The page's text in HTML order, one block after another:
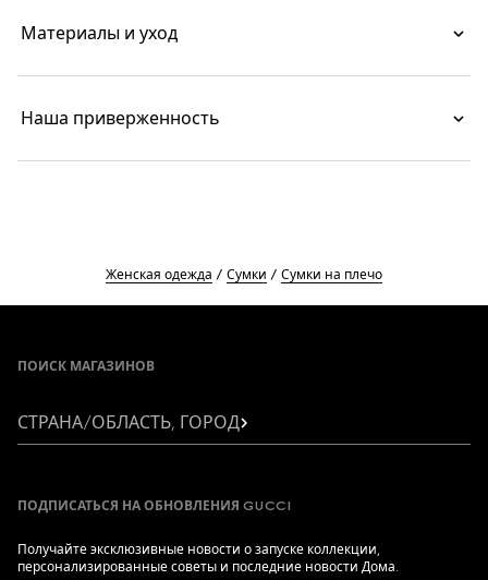
Материалы и уход
Наша приверженность
Женская одежда Сумки Сумки на плечо
ПОИСК МАГАЗИНОВ
СТРАНА/ОБЛАСТЬ, ГОРОД
ПОДПИСАТЬСЯ НА ОБНОВЛЕНИЯ GUCCI
Получайте эксклюзивные новости о запуске коллекции,
персонализированные советы и последние новости Дома.